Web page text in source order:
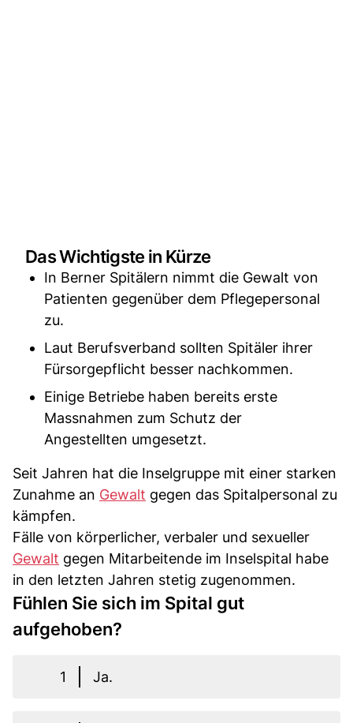
Das Wichtigste in Kürze
In Berner Spitälern nimmt die Gewalt von
Patienten gegenüber dem Pflegepersonal
zu.
Laut Berufsverband sollten Spitäler ihrer
Fürsorgepflicht besser nachkommen.
Einige Betriebe haben bereits erste
Massnahmen zum Schutz der
Angestellten umgesetzt.
Seit Jahren hat die Inselgruppe mit einer starken
Zunahme an Gewalt gegen das Spitalpersonal zu
kämpfen.
Fälle von körperlicher, verbaler und sexueller
Gewalt gegen Mitarbeitende im Inselspital habe
in den letzten Jahren stetig zugenommen.
Fühlen Sie sich im Spital gut
aufgehoben?
1 Ja.